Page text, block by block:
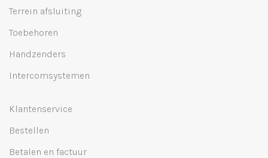
Terrein afsluiting
Toebehoren
Handzenders
Intercomsystemen
Klantenservice
Bestellen
Betalen en factuur